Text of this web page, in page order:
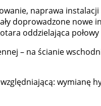
naprawa
doprowadzone
oddzielająca połowy
– na ścianie
wymianę